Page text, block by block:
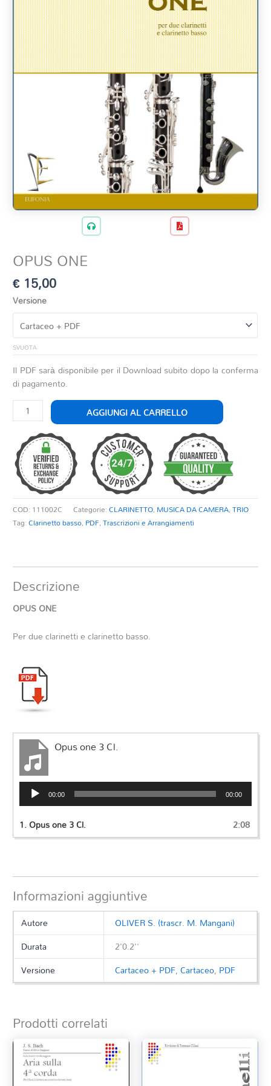
OPUS ONE
€ 15,00
Versione
SVUOTA
Il PDF sarà disponibile per il Download subito dopo la conferma
di pagamento.
OPUS
ONE
quantità
AGGIUNGI AL CARRELLO
COD: 111002C Categorie:CLARINETTO, MUSICA DA CAMERA,TRIO
Tag:Clarinetto basso, PDF,Trascrizioni e Arrangiamenti
Descrizione
OPUS ONE
Per due clarinetti e clarinetto basso.
Opus one 3 Cl.
Audio
Player 00:00 00:00
1.Opus one 3 Cl. 2:08
Informazioni aggiuntive
Autore
OLIVER S. (trascr. M. Mangani)
Durata
2'0.2''
Versione
Cartaceo + PDF,Cartaceo, PDF
Prodotti correlati